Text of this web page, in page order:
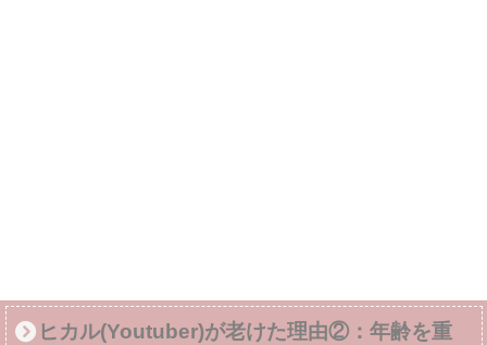
ヒカル(Youtuber)が老けた理由②：年齢を重